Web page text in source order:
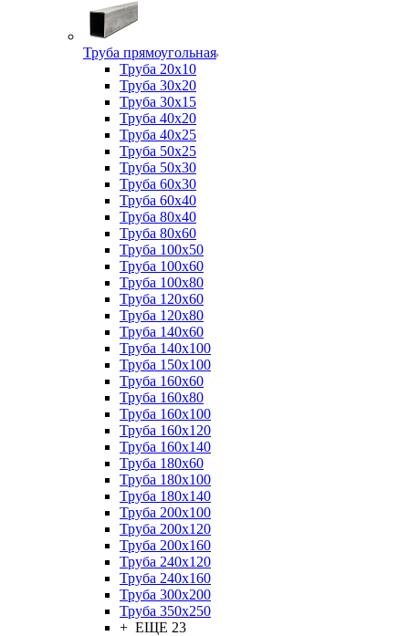
Труба прямоугольная
Труба 20x10
Труба 30x20
Труба 30x15
Труба 40x20
Труба 40x25
Труба 50x25
Труба 50x30
Труба 60x30
Труба 60x40
Труба 80x40
Труба 80x60
Труба 100x50
Труба 100x60
Труба 100x80
Труба 120x60
Труба 120x80
Труба 140x60
Труба 140x100
Труба 150x100
Труба 160x60
Труба 160x80
Труба 160x100
Труба 160x120
Труба 160x140
Труба 180x60
Труба 180x100
Труба 180x140
Труба 200x100
Труба 200x120
Труба 200x160
Труба 240x120
Труба 240x160
Труба 300x200
Труба 350x250
+ ЕЩЕ 23